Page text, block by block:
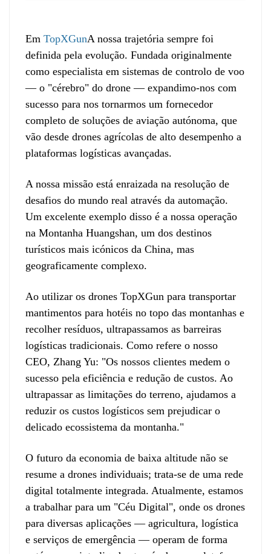
EmTopXGunA nossa trajetória sempre foi
definida pela evolução. Fundada originalmente
como especialista em sistemas de controlo de voo
— o "cérebro" do drone — expandimo-nos com
sucesso para nos tornarmos um fornecedor
completo de soluções de aviação autónoma, que
vão desde drones agrícolas de alto desempenho a
plataformas logísticas avançadas.
A nossa missão está enraizada na resolução de
desafios do mundo real através da automação.
Um excelente exemplo disso é a nossa operação
na Montanha Huangshan, um dos destinos
turísticos mais icónicos da China, mas
geograficamente complexo.
Ao utilizar os drones TopXGun para transportar
mantimentos para hotéis no topo das montanhas e
recolher resíduos, ultrapassamos as barreiras
logísticas tradicionais. Como refere o nosso
CEO, Zhang Yu: "Os nossos clientes medem o
sucesso pela eficiência e redução de custos. Ao
ultrapassar as limitações do terreno, ajudamos a
reduzir os custos logísticos sem prejudicar o
delicado ecossistema da montanha."
O futuro da economia de baixa altitude não se
resume a drones individuais; trata-se de uma rede
digital totalmente integrada. Atualmente, estamos
a trabalhar para um "Céu Digital", onde os drones
para diversas aplicações — agricultura, logística
e serviços de emergência — operam de forma